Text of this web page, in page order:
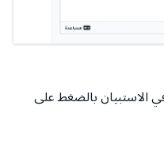
الاستبيان بالضغط على